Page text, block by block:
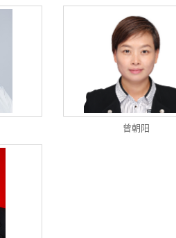
曾朝阳